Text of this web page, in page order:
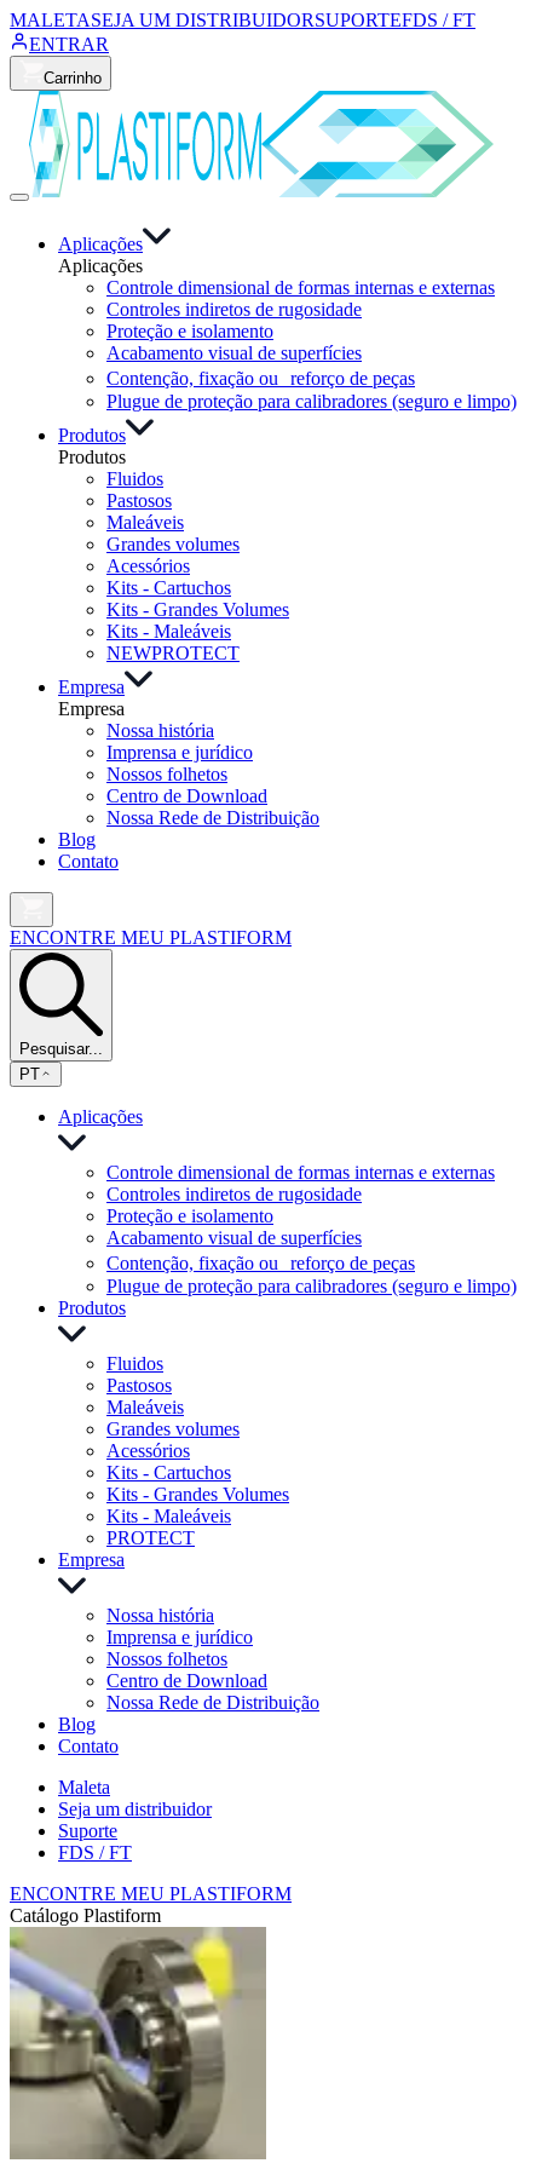
MALETASEJA UM DISTRIBUIDORSUPORTEFDS / FT
ENTRAR
Carrinho
Aplicações
Aplicações
Controle dimensional de formas internas e externas
Controles indiretos de rugosidade
Proteção e isolamento
Acabamento visual de superfícies
Contenção, fixação ou reforço de peças
Plugue de proteção para calibradores (seguro e limpo)
Produtos
Produtos
Fluidos
Pastosos
Maleáveis
Grandes volumes
Acessórios
Kits - Cartuchos
Kits - Grandes Volumes
Kits - Maleáveis
NEWPROTECT
Empresa
Empresa
Nossa história
Imprensa e jurídico
Nossos folhetos
Centro de Download
Nossa Rede de Distribuição
Blog
Contato
ENCONTRE MEU PLASTIFORM
Pesquisar...
PT
Aplicações
Controle dimensional de formas internas e externas
Controles indiretos de rugosidade
Proteção e isolamento
Acabamento visual de superfícies
Contenção, fixação ou reforço de peças
Plugue de proteção para calibradores (seguro e limpo)
Produtos
Fluidos
Pastosos
Maleáveis
Grandes volumes
Acessórios
Kits - Cartuchos
Kits - Grandes Volumes
Kits - Maleáveis
PROTECT
Empresa
Nossa história
Imprensa e jurídico
Nossos folhetos
Centro de Download
Nossa Rede de Distribuição
Blog
Contato
Maleta
Seja um distribuidor
Suporte
FDS / FT
ENCONTRE MEU PLASTIFORM
Catálogo Plastiform